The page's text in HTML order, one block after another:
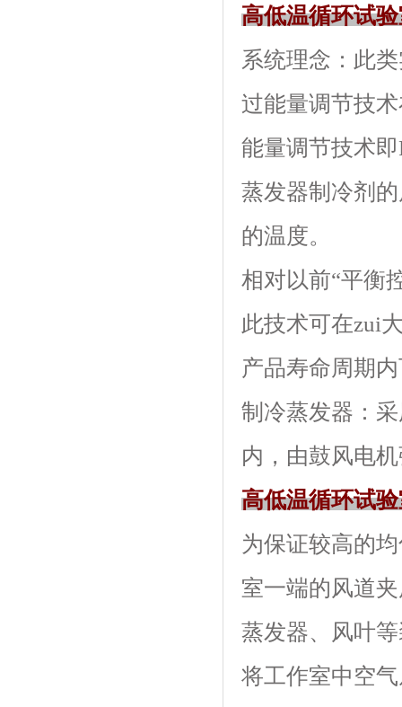
高低温循环试
系统理念：
过能量调节技术
能量调节技术即
蒸发器制冷剂的
的温度。
相对以前“平衡控
此技术可在zui
产品寿命周期
制冷蒸发器
内，由鼓风电机
高低温循环试
为保证较高的均
室一端的风道夹层
蒸发器、风叶
将工作室中空气